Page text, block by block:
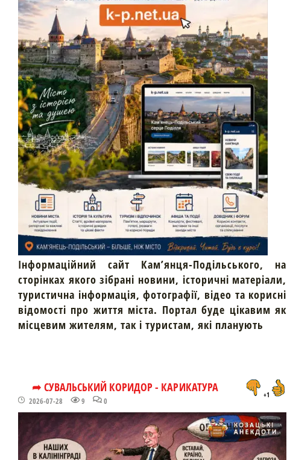
Інформаційний сайт Кам’янця-Подільського, на
сторінках якого зібрані новини, історичні матеріали,
туристична інформація, фотографії, відео та корисні
відомості про життя міста. Портал буде цікавим як
місцевим жителям, так і туристам, які планують
➦ СУВАЛЬСЬКИЙ КОРИДОР - КАРИКАТУРА
2026-07-28 9 0
+1